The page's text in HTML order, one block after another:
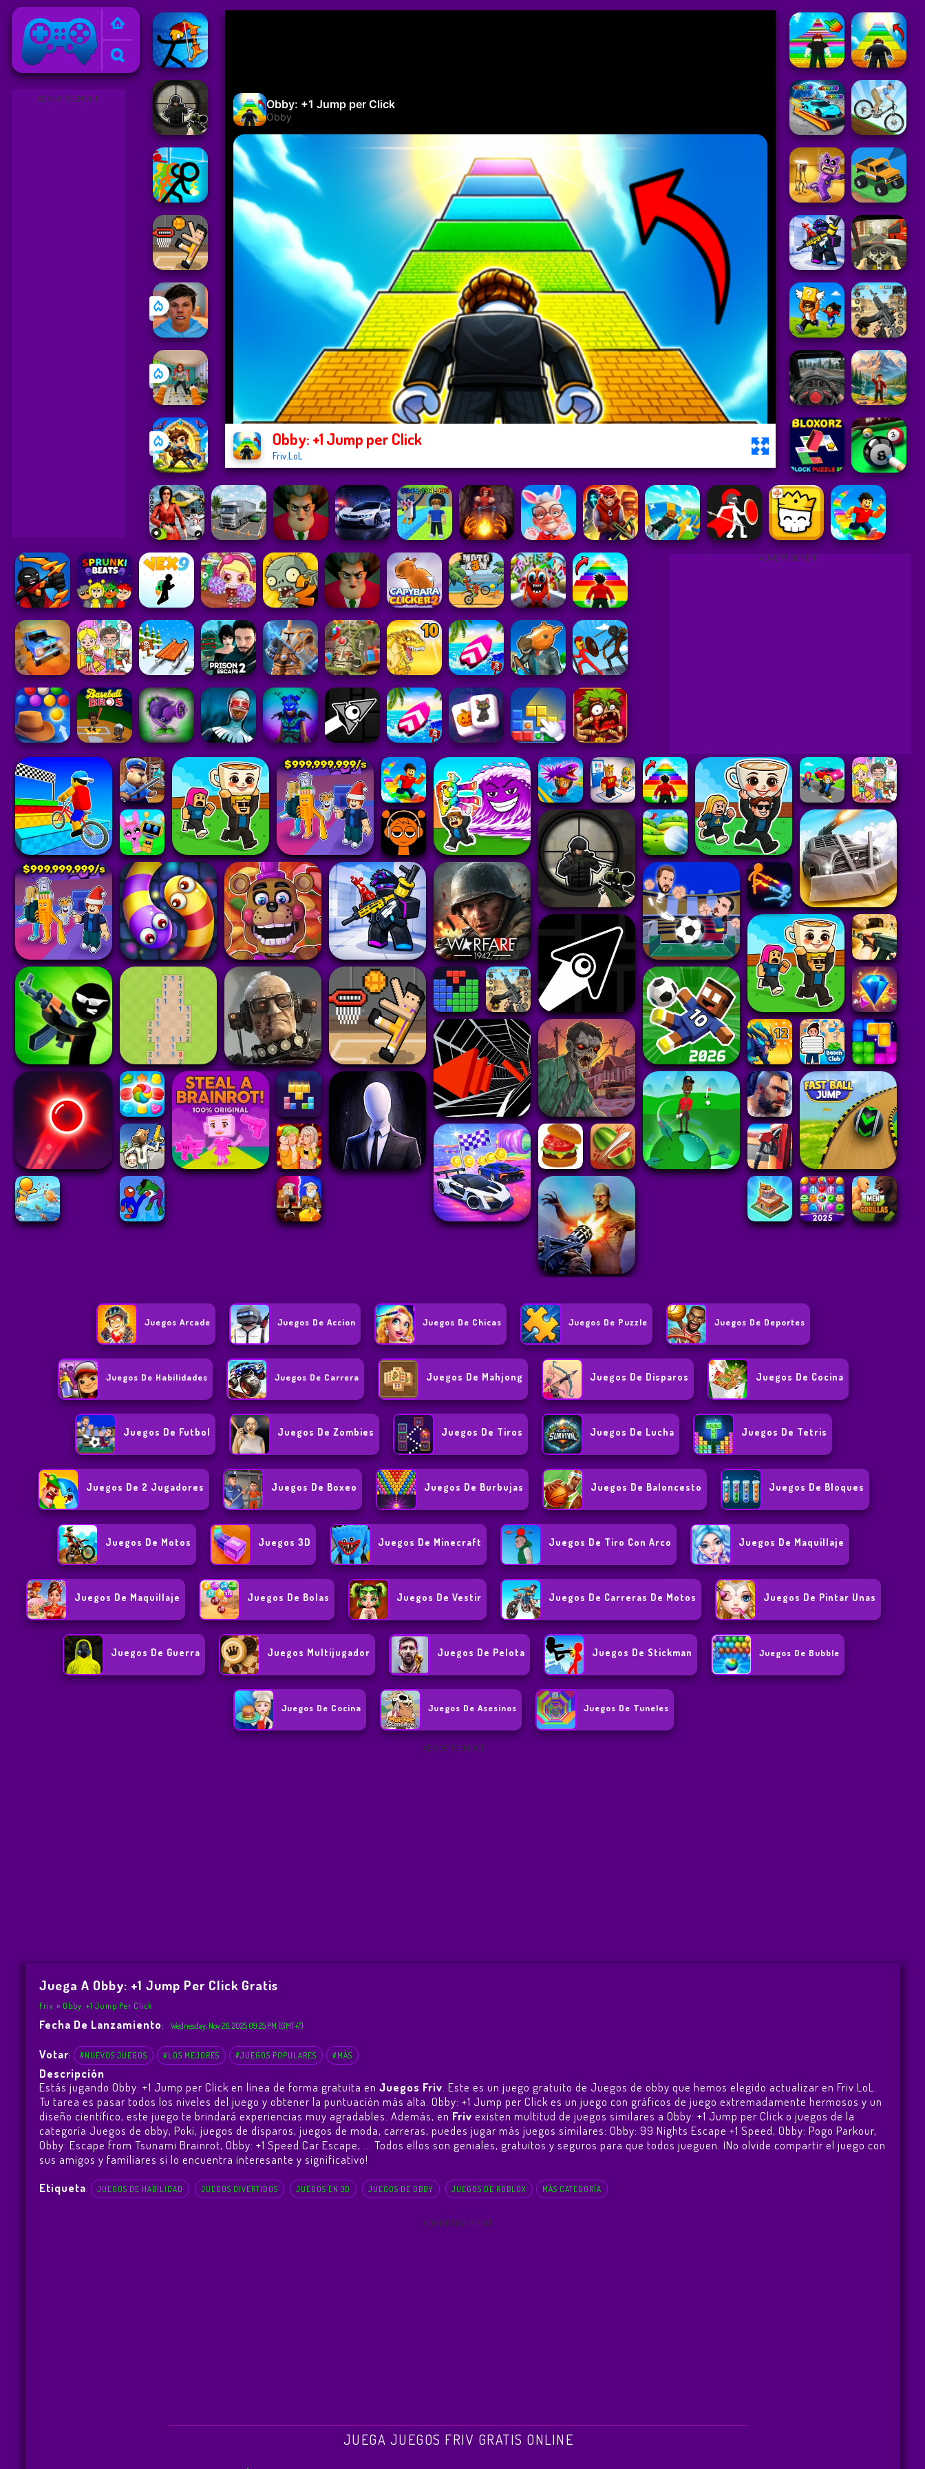
ADVERTISEMENT
Obby: +1 Jump per Click
Friv.LoL
ADVERTISEMENT
Juegos Arcade Juegos De Accion Juegos De Chicas Juegos De Puzzle Juegos De Deportes
Juegos De Habilidades Juegos De Carrera Juegos De Mahjong Juegos De Disparos Juegos De Cocina
Juegos De Futbol Juegos De Zombies Juegos De Tiros Juegos De Lucha Juegos De Tetris
Juegos De 2 Jugadores Juegos De Boxeo Juegos De Burbujas Juegos De Baloncesto Juegos De Bloques
Juegos De Motos Juegos 3D Juegos De Minecraft Juegos De Tiro Con Arco Juegos De Maquillaje
Juegos De Maquillaje Juegos De Bolas Juegos De Vestir Juegos De Carreras De Motos Juegos De Pintar Unas
Juegos De Guerra Juegos Multijugador Juegos De Pelota Juegos De Stickman Juegos De Bubble
Juegos De Cocina Juegos De Asesinos Juegos De Tuneles
ADVERTISEMENT
Juega A Obby: +1 Jump Per Click Gratis
Friv Obby: +1 Jump Per Click
Fecha De Lanzamiento: Wednesday, Nov 26, 2025 09:25 PM (GMT+7)
Votar: #NUEVOS JUEGOS #LOS MEJORES #JUEGOS POPULARES #MÁS
Descripción
Estás jugando Obby: +1 Jump per Click en línea de forma gratuita en Juegos Friv. Este es un juego gratuito de Juegos de obby que hemos elegido actualizar en Friv.LoL.
Tu tarea es pasar todos los niveles del juego y obtener la puntuación más alta. Obby: +1 Jump per Click es un juego con gráficos de juego extremadamente hermosos y un
diseño científico, este juego te brindará experiencias muy agradables. Además, en Friv existen multitud de juegos similares a Obby: +1 Jump per Click o juegos de la
categoría Juegos de obby, Poki, juegos de disparos, juegos de moda, carreras, puedes jugar más juegos similares: Obby: 99 Nights Escape +1 Speed, Obby: Pogo Parkour,
Obby: Escape from Tsunami Brainrot, Obby: +1 Speed Car Escape, ... Todos ellos son geniales, gratuitos y seguros para que todos jueguen. ¡No olvide compartir el juego con
sus amigos y familiares si lo encuentra interesante y significativo!
Etiqueta: JUEGOS DE HABILIDAD JUEGOS DIVERTIDOS JUEGOS EN 3D JUEGOS DE OBBY JUEGOS DE ROBLOX MÁS CATEGORÍA
ADVERTISEMENT
JUEGA JUEGOS FRIV GRATIS ONLINE